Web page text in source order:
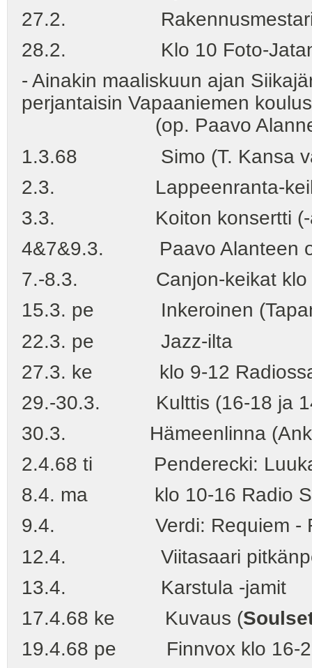
27.2.
28.2. Klo 10 Foto-Jatan
- Ainakin maaliskuun ajan
perjantaisin Vapaaniemen
(op. Paavo Alanne
1.3.68 Simo (T. Kansa vai
2.3. Lappeenranta-keikka
3.3. Koiton konsertti (-
4&7&9.3. Paavo Alanteen
7.-8.3. Canjon-keikat klo
15.3. pe Inkeroinen
22.3. pe Jazz-ilta
27.3. ke klo 9-12 Radiossa
29.-30.3. Kulttis (16-18 ja
30.3. Hämeenlinna
2.4.68 ti Penderecki:
8.4. ma klo 10-16 Radio
9.4. Verdi: Requiem -
12.4. Viitasaari
13.4. Karstula -jamit
17.4.68 ke Kuvaus (
19.4.68 pe Finnvox klo 16-